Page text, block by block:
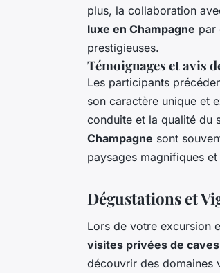
plus, la collaboration
luxe en Champagne par
prestigieuses.
Témoignages et avis
Les participants
son caractère unique et
conduite et la qualité du
Champagne sont
paysages magnifiques
Dégustations et
Lors de votre excursion
visites privées de caves
découvrir des domaines